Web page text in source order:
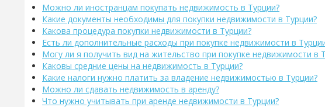
Можно ли иностранцам покупать недвижимость в Турции?
Какие документы необходимы для покупки недвижимости в Турции?
Какова процедура покупки недвижимости в Турции?
Есть ли дополнительные расходы при покупке недвижимости в
Могу ли я получить вид на жительство при покупке недвижимости в
Каковы средние цены на недвижимость в Турции?
Какие налоги нужно платить за владение недвижимостью в Турции?
Можно ли сдавать недвижимость в аренду?
Что нужно учитывать при аренде недвижимости в Турции?